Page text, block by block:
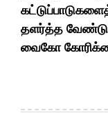
தளர்த்த
வைகோ